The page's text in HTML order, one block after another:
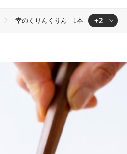
幸のくりんくりん 1本 +2